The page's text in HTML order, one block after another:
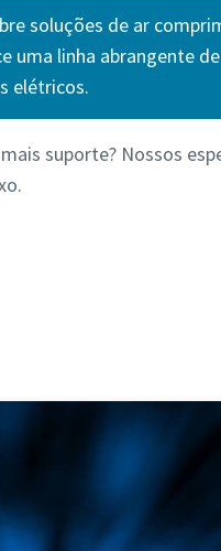
soluções de ar
uma linha abrangente
elétricos.
suporte? Nossos